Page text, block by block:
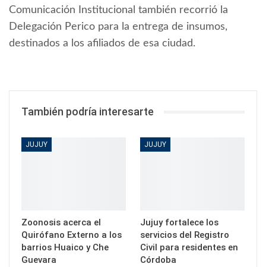
Comunicación Institucional también recorrió la
Delegación Perico para la entrega de insumos,
destinados a los afiliados de esa ciudad.
También podría interesarte
JUJUY
Zoonosis acerca el
Quirófano Externo a los
barrios Huaico y Che
Guevara
JUJUY
Jujuy fortalece los
servicios del Registro
Civil para residentes en
Córdoba